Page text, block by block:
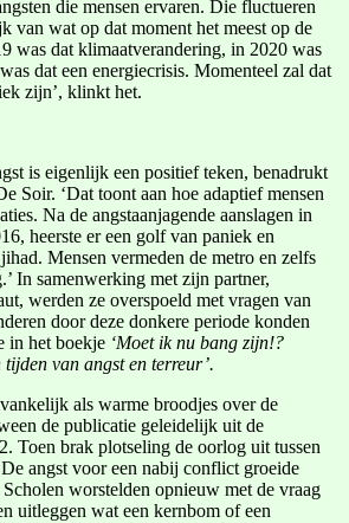
die mensen ervaren. Die fluctueren
van wat op dat moment het meest op de
was dat klimaatverandering, in 2020 was
dat een energiecrisis. Momenteel zal dat
zijn’, klinkt het.
is eigenlijk een positief teken, benadrukt
Soir. ‘Dat toont aan hoe adaptief mensen
Na de angstaanjagende aanslagen in
heerste er een golf van paniek en
Mensen vermeden de metro en zelfs
In samenwerking met zijn partner,
werden ze overspoeld met vragen van
door deze donkere periode konden
in het boekje ‘Moet ik nu bang zijn!?
van angst en terreur’.
als warme broodjes over de
de publicatie geleidelijk uit de
Toen brak plotseling de oorlog uit tussen
angst voor een nabij conflict groeide
worstelden opnieuw met de vraag
uitleggen wat een kernbom of een